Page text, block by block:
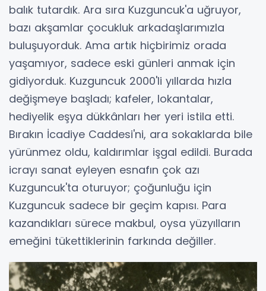
balık tutardık. Ara sıra Kuzguncuk'a uğruyor,
bazı akşamlar çocukluk arkadaşlarımızla
buluşuyorduk. Ama artık hiçbirimiz orada
yaşamıyor, sadece eski günleri anmak için
gidiyorduk. Kuzguncuk 2000'li yıllarda hızla
değişmeye başladı; kafeler, lokantalar,
hediyelik eşya dükkânları her yeri istila etti.
Bırakın İcadiye Caddesi'ni, ara sokaklarda bile
yürünmez oldu, kaldırımlar işgal edildi. Burada
icrayı sanat eyleyen esnafın çok azı
Kuzguncuk'ta oturuyor; çoğunluğu için
Kuzguncuk sadece bir geçim kapısı. Para
kazandıkları sürece makbul, oysa yüzyılların
emeğini tükettiklerinin farkında değiller.